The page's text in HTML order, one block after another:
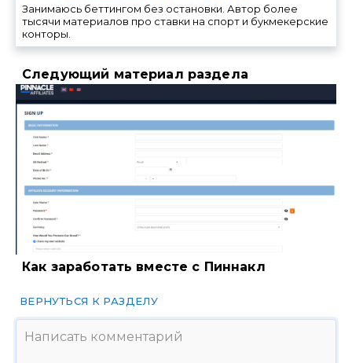
Занимаюсь беттингом без остановки. Автор более
тысячи материалов про ставки на спорт и букмекерские
конторы.
Следующий материал раздела
Как заработать вместе с Пиннакл
ВЕРНУТЬСЯ К РАЗДЕЛУ